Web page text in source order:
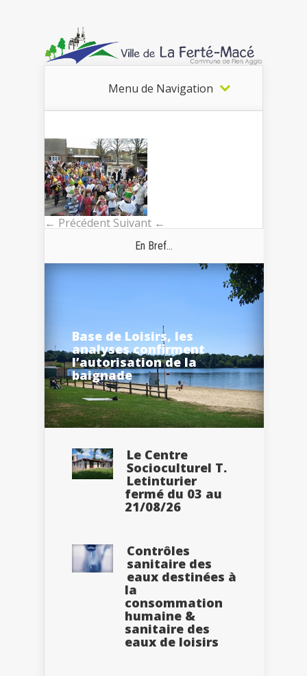
Menu de Navigation
← Précédent Suivant ←
En Bref...
Base de Loisirs, les
analyses confirment
l’autorisation de la
baignade
Le Centre
Socioculturel T.
Letinturier
fermé du 03 au
21/08/26
Contrôles
sanitaire des
eaux destinées à
la
consommation
humaine &
sanitaire des
eaux de loisirs